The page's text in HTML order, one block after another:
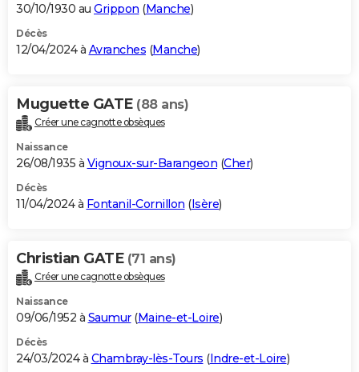
30/10/1930 au Grippon (Manche)
Décès
12/04/2024 à Avranches (Manche)
Muguette GATE (88 ans)
Créer une cagnotte obsèques
Naissance
26/08/1935 à Vignoux-sur-Barangeon (Cher)
Décès
11/04/2024 à Fontanil-Cornillon (Isère)
Christian GATE (71 ans)
Créer une cagnotte obsèques
Naissance
09/06/1952 à Saumur(Maine-et-Loire)
Décès
24/03/2024 à Chambray-lès-Tours (Indre-et-Loire)